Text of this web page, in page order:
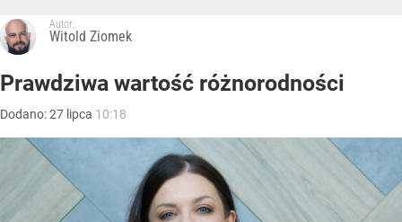
Autor:
Witold Ziomek
Prawdziwa wartość różnorodności
Dodano:27 lipca 10:18